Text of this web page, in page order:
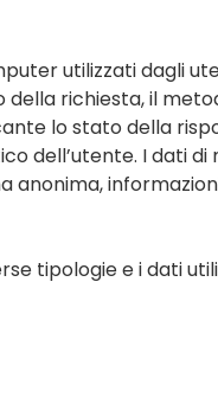
utilizzati dagli
della richiesta, il
lo stato della
dell’utente. I dati di
tipologie e i dati